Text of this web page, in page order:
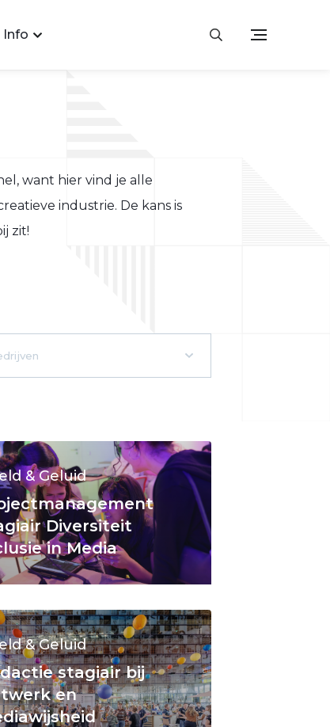
Info
want hier vind je alle
industrie. De kans is
zit!
& Geluid
Diversiteit
in Media
& Geluid
stagiair bij
en